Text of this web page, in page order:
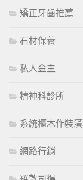
矯正牙齒推薦
石材保養
私人金主
精神科診所
系統櫃木作裝潢
網路行銷